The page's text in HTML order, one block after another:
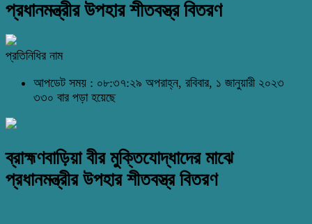
প্রধানমন্ত্রীর উপহার শীতবস্ত্র বিতরণ
প্রতিনিধির নাম
আপডেট সময় : ০৮:৩৭:২৯ অপরাহ্ন, রবিবার, ১ জানুয়ারী ২০২৩
৩৩০ বার পড়া হয়েছে
ব্রাহ্মণবাড়িয়া বীর মুক্তিযোদ্ধাদের মাঝে
প্রধানমন্ত্রীর উপহার শীতবস্ত্র বিতরণ